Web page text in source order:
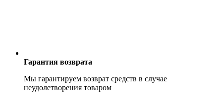
Гарантия возврата
Мы гарантируем возврат средств в случае
неудолетворения товаром